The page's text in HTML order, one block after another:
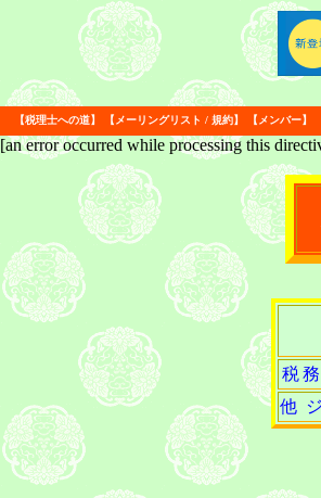
【税理士への道】 【メーリングリスト / 規約】 【メンバー】
[an error occurred while processing this
税
他